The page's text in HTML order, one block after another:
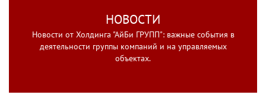
НОВОСТИ
Новости от Холдинга "АйБи ГРУПП": важные события в
деятельности группы компаний и на управляемых
объектах.